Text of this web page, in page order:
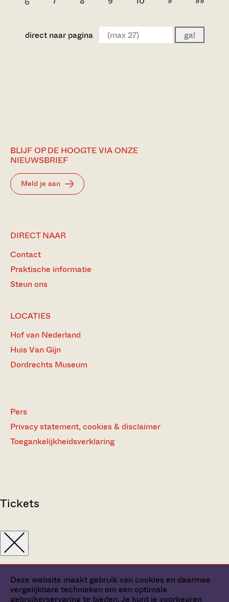
Deze website maakt gebruik van cookies en daarmee
vergelijkbare technieken om een optimale
gebruikerservaring te bieden. Je kunt je voorkeuren
direct naar pagina ga!
BLIJF OP DE HOOGTE VIA ONZE
NIEUWSBRIEF
Meld je aan
DIRECT NAAR
Contact
Praktische informatie
Steun ons
LOCATIES
Hof van Nederland
Huis Van Gijn
Dordrechts Museum
Pers
Privacy statement, cookies & disclaimer
Toegankelijkheidsverklaring
Tickets